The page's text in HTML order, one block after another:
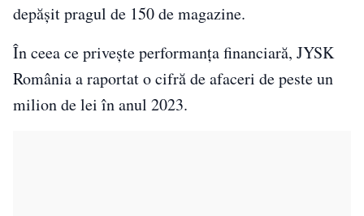
depășit pragul de 150 de magazine.
În ceea ce privește performanța financiară, JYSK
România a raportat o cifră de afaceri de peste un
milion de lei în anul 2023.